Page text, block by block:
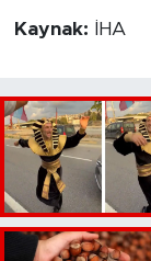
Kaynak: İHA